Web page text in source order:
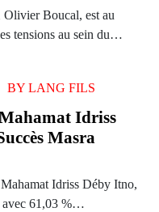
Boucal, est au
tensions au sein du…
BY LANG FILS
Idriss
Masra
Idriss Déby Itno,
avec 61,03 %…